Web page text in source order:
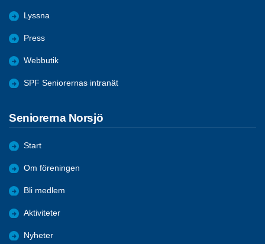
Lyssna
Press
Webbutik
SPF Seniorernas intranät
Seniorerna Norsjö
Start
Om föreningen
Bli medlem
Aktiviteter
Nyheter